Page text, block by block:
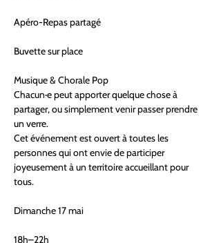
Apéro-Repas partagé
Buvette sur place
Musique & Chorale Pop
Chacun·e peut apporter quelque chose à
partager, ou simplement venir passer prendre
un verre.
Cet événement est ouvert à toutes les
personnes qui ont envie de participer
joyeusement à un territoire accueillant pour
tous.
Dimanche 17 mai
18h–22h